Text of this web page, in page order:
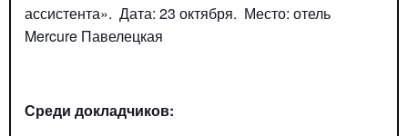
ассистента». Дата: 23 октября. Место: отель
Mercure Павелецкая
Среди докладчиков: